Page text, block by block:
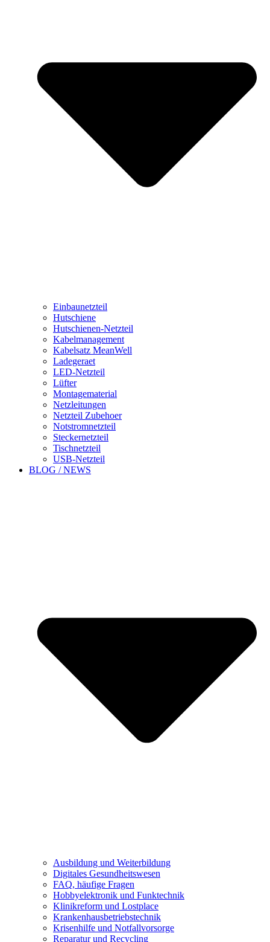
Einbaunetzteil
Hutschiene
Hutschienen-Netzteil
Kabelmanagement
Kabelsatz MeanWell
Ladegeraet
LED-Netzteil
Lüfter
Montagematerial
Netzleitungen
Netzteil Zubehoer
Notstromnetzteil
Steckernetzteil
Tischnetzteil
USB-Netzteil
BLOG / NEWS
Ausbildung und Weiterbildung
Digitales Gesundheitswesen
FAQ, häufige Fragen
Hobbyelektronik und Funktechnik
Klinikreform und Lostplace
Krankenhausbetriebstechnik
Krisenhilfe und Notfallvorsorge
Reparatur und Recycling